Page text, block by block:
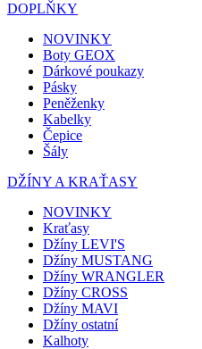
DOPLŇKY
NOVINKY
Boty GEOX
Dárkové poukazy
Pásky
Peněženky
Kabelky
Čepice
Šály
DŽÍNY A KRAŤASY
NOVINKY
Kraťasy
Džíny LEVI'S
Džíny MUSTANG
Džíny WRANGLER
Džíny CROSS
Džíny MAVI
Džíny ostatní
Kalhoty